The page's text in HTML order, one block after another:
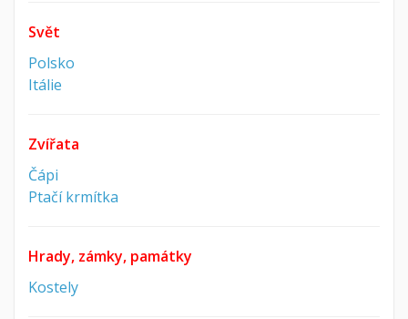
Svět
Polsko
Itálie
Zvířata
Čápi
Ptačí krmítka
Hrady, zámky, památky
Kostely